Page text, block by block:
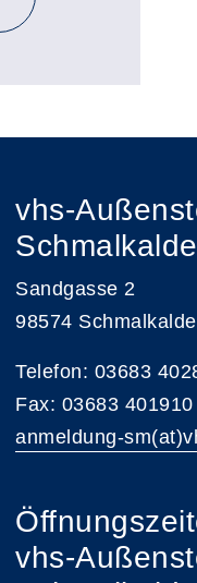
vhs-
Sandgasse 2
98574
Telefon: 03683
Fax: 03683 401910
anmeldung-
vhs-